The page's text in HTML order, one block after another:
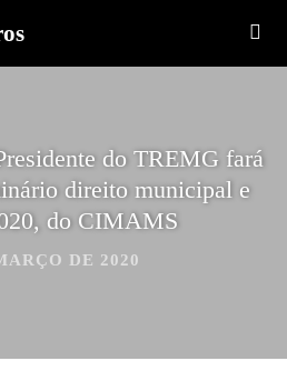
do TREMG fará
direito municipal e
do CIMAMS
DE 2020